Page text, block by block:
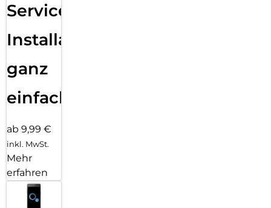
Services
Installation
ganz
einfach
ab 9,99 €
inkl. MwSt.
Mehr
erfahren